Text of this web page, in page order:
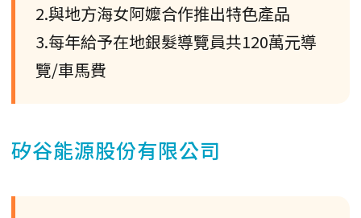
2.與地方海女阿嬤合作推出特色產品
3.每年給予在地銀髮導覽員共120萬元導
覽/車馬費
矽谷能源股份有限公司